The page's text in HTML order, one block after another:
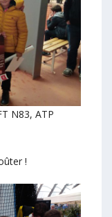
N83, ATP
!